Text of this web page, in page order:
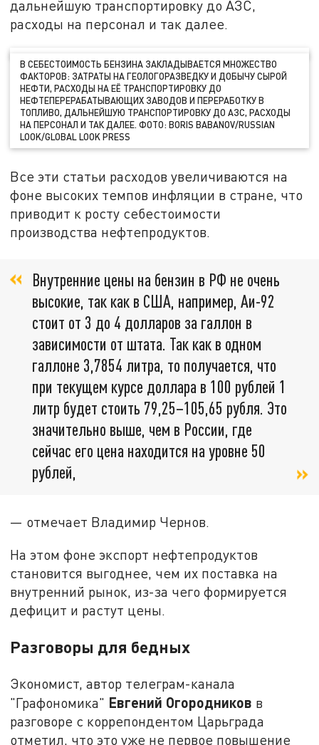
дальнейшую транспортировку до АЗС,
расходы на персонал и так далее.
В СЕБЕСТОИМОСТЬ БЕНЗИНА ЗАКЛАДЫВАЕТСЯ МНОЖЕСТВО
ФАКТОРОВ: ЗАТРАТЫ НА ГЕОЛОГОРАЗВЕДКУ И ДОБЫЧУ СЫРОЙ
НЕФТИ, РАСХОДЫ НА ЕЁ ТРАНСПОРТИРОВКУ ДО
НЕФТЕПЕРЕРАБАТЫВАЮЩИХ ЗАВОДОВ И ПЕРЕРАБОТКУ В
ТОПЛИВО, ДАЛЬНЕЙШУЮ ТРАНСПОРТИРОВКУ ДО АЗС, РАСХОДЫ
НА ПЕРСОНАЛ И ТАК ДАЛЕЕ. ФОТО: BORIS BABANOV/RUSSIAN
LOOK/GLOBAL LOOK PRESS
Все эти статьи расходов увеличиваются на
фоне высоких темпов инфляции в стране, что
приводит к росту себестоимости
производства нефтепродуктов.
Внутренние цены на бензин в РФ не очень
высокие, так как в США, например, Аи-92
стоит от 3 до 4 долларов за галлон в
зависимости от штата. Так как в одном
галлоне 3,7854 литра, то получается, что
при текущем курсе доллара в 100 рублей 1
литр будет стоить 79,25–105,65 рубля. Это
значительно выше, чем в России, где
сейчас его цена находится на уровне 50
рублей,
— отмечает Владимир Чернов.
На этом фоне экспорт нефтепродуктов
становится выгоднее, чем их поставка на
внутренний рынок, из-за чего формируется
дефицит и растут цены.
Разговоры для бедных
Экономист, автор телеграм-канала
"Графономика" Евгений Огородников в
разговоре с коррепондентом Царьграда
отметил, что это уже не первое повышение